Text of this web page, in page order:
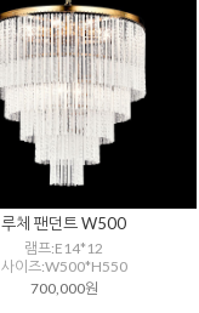
루체 팬던트 W500
램프:E14*12
사이즈:W500*H550
700,000원